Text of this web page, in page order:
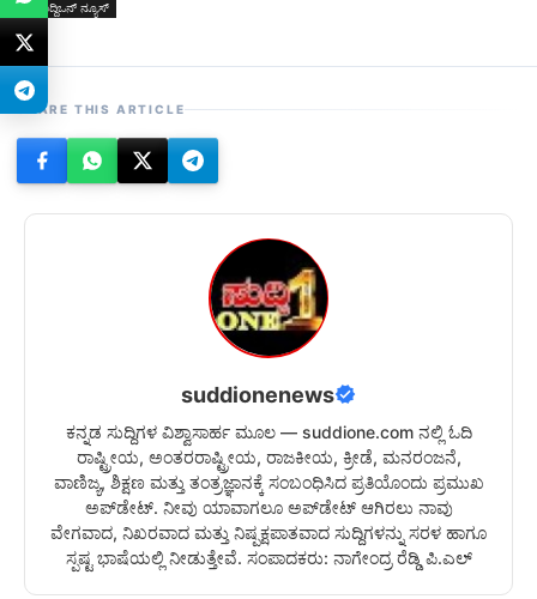
ಸುದ್ದಿಒನ್ ನ್ಯೂಸ್
SHARE THIS ARTICLE
suddionenews
ಕನ್ನಡ ಸುದ್ದಿಗಳ ವಿಶ್ವಾಸಾರ್ಹ ಮೂಲ — suddione.com ನಲ್ಲಿ ಓದಿ
ರಾಷ್ಟ್ರೀಯ, ಅಂತರರಾಷ್ಟ್ರೀಯ, ರಾಜಕೀಯ, ಕ್ರೀಡೆ, ಮನರಂಜನೆ,
ವಾಣಿಜ್ಯ, ಶಿಕ್ಷಣ ಮತ್ತು ತಂತ್ರಜ್ಞಾನಕ್ಕೆ ಸಂಬಂಧಿಸಿದ ಪ್ರತಿಯೊಂದು ಪ್ರಮುಖ
ಅಪ್‌ಡೇಟ್. ನೀವು ಯಾವಾಗಲೂ ಅಪ್‌ಡೇಟ್ ಆಗಿರಲು ನಾವು
ವೇಗವಾದ, ನಿಖರವಾದ ಮತ್ತು ನಿಷ್ಪಕ್ಷಪಾತವಾದ ಸುದ್ದಿಗಳನ್ನು ಸರಳ ಹಾಗೂ
ಸ್ಪಷ್ಟ ಭಾಷೆಯಲ್ಲಿ ನೀಡುತ್ತೇವೆ. ಸಂಪಾದಕರು: ನಾಗೇಂದ್ರ ರೆಡ್ಡಿ ಪಿ.ಎಲ್